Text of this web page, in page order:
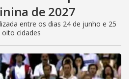
de 2027
entre os dias 24 de junho e 25
cidades